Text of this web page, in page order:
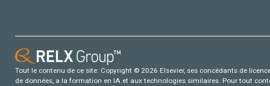
Tout le contenu de ce site: Copyright © 2026 Elsevier, ses concédants de
de données, a la formation en IA et aux technologies similaires. Pour tout